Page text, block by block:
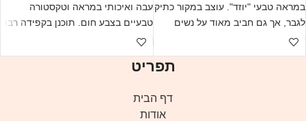
במראה טבעי "יוזד". עוצב במקור כתיק
לגבר, אך גם חביב מאוד על נשים
חובבות פונקציונליות וניקיון עיצובי. עם
תאים חיצוניים וסגירת רוכסן וקלפה.
עבה ואיכותי במראה וטקסטורה
טבעיים בצבע חום. תוכנן בקפידה רבה
עד הפרט הכי קטן!
תפריט
דף הבית
אודות